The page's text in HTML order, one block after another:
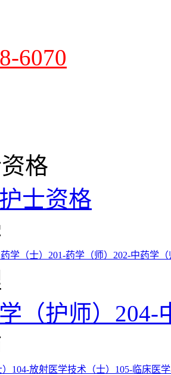
6070
格
士资格
学（士） 201-药学（师） 202-中药学
（护师） 204-
104-放射医学技术（士） 105-临床医